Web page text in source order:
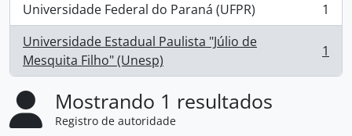
Universidade Federal do Paraná (UFPR)
, 1 resultados
1
Universidade Estadual Paulista "Júlio de
Mesquita Filho" (Unesp)
, 1 resultados 1
Mostrando 1 resultados
Registro de autoridade